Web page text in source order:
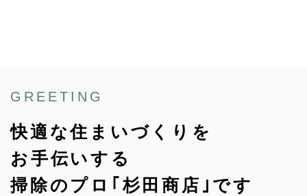
GREETING
快適な住まいづくりを
お手伝いする
掃除のプロ｢杉田商店｣です